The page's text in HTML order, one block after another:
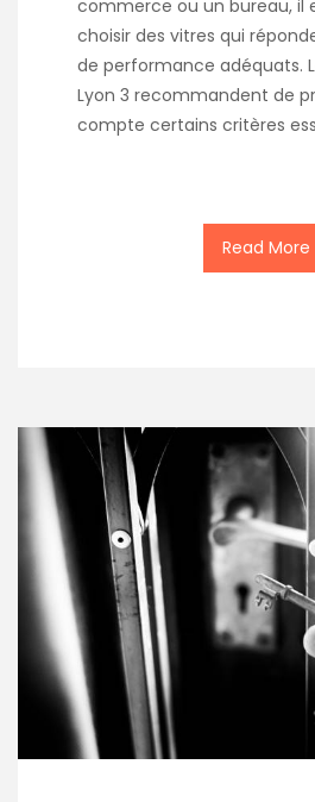
commerce ou un bureau, il
choisir des vitres qui
de performance adéquats.
Lyon 3 recommandent de
compte certains critères
Read More